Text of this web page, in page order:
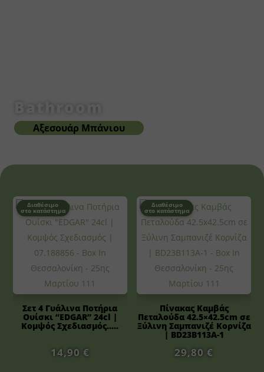
Bathroom
Αξεσουάρ Μπάνιου
Διαθέσιμο
στο κατάστημα
Σετ 4 Γυάλινα Ποτήρια
Ουίσκι “EDGAR” 24cl |
Κομψός Σχεδιασμός.....
14,90 €
Διαθέσιμο
στο κατάστημα
Πίνακας Καμβάς
Πεταλούδα 42.5×42.5cm σε
Ξύλινη Σαμπανιζέ Κορνίζα
| BD23B113A-1
29,80€